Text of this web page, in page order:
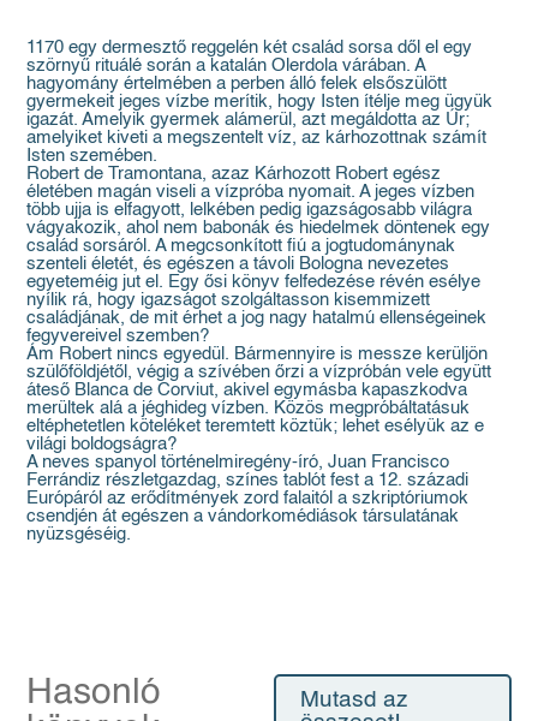
1170 egy dermesztő reggelén két család sorsa dől el egy
szörnyű rituálé során a katalán Olerdola várában. A
hagyomány értelmében a perben álló felek elsőszülött
gyermekeit jeges vízbe merítik, hogy Isten ítélje meg ügyük
igazát. Amelyik gyermek alámerül, azt megáldotta az Úr;
amelyiket kiveti a megszentelt víz, az kárhozottnak számít
Isten szemében.
Robert de Tramontana, azaz Kárhozott Robert egész
életében magán viseli a vízpróba nyomait. A jeges vízben
több ujja is elfagyott, lelkében pedig igazságosabb világra
vágyakozik, ahol nem babonák és hiedelmek döntenek egy
család sorsáról. A megcsonkított fiú a jogtudománynak
szenteli életét, és egészen a távoli Bologna nevezetes
egyeteméig jut el. Egy ősi könyv felfedezése révén esélye
nyílik rá, hogy igazságot szolgáltasson kisemmizett
családjának, de mit érhet a jog nagy hatalmú ellenségeinek
fegyvereivel szemben?
Ám Robert nincs egyedül. Bármennyire is messze kerüljön
szülőföldjétől, végig a szívében őrzi a vízpróbán vele együtt
áteső Blanca de Corviut, akivel egymásba kapaszkodva
merültek alá a jéghideg vízben. Közös megpróbáltatásuk
eltéphetetlen köteléket teremtett köztük; lehet esélyük az e
világi boldogságra?
A neves spanyol történelmiregény-író, Juan Francisco
Ferrándiz részletgazdag, színes tablót fest a 12. századi
Európáról az erődítmények zord falaitól a szkriptóriumok
csendjén át egészen a vándorkomédiások társulatának
nyüzsgéséig.
Hasonló
Mutasd az